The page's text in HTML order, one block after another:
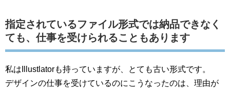
指定されているファイル形式では納品できなく
ても、仕事を受けられることもあります
私はIllustlatorも持っていますが、とても古い形式です。
デザインの仕事を受けているのにこうなったのは、理由が